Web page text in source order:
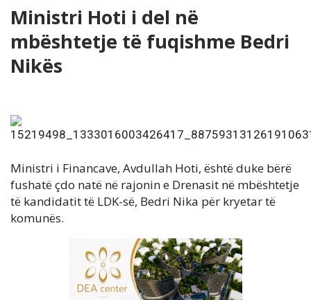
Ministri Hoti i del në
mbështetje të fuqishme Bedri
Nikës
Ministri i Financave, Avdullah Hoti, është duke bërë
fushatë çdo natë në rajonin e Drenasit në mbështetje
të kandidatit të LDK-së, Bedri Nika për kryetar të
komunës.